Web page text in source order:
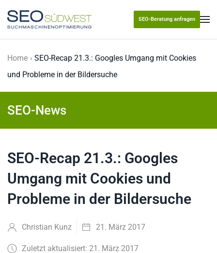
Skip to main content
SEO-Beratung anfragen
Home
SEO-Recap 21.3.: Googles Umgang mit Cookies
und Probleme in der Bildersuche
SEO-News
SEO-Recap 21.3.: Googles
Umgang mit Cookies und
Probleme in der Bildersuche
Christian Kunz 21. März 2017
Zuletzt aktualisiert: 21. März 2017